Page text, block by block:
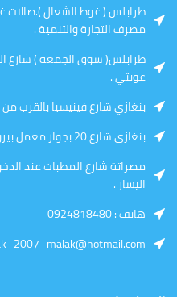
مصرف التجارة والتنمية .
طرابلس( سوق الجمعة ) شارع
عويتي .
بنغازي شارع فينيسيا بالقرب من
بنغازي شارع 20 بجوار معمل بيروت للتصوير ( القديم ) .
مصراتة شارع المطبات عند
اليسار .
هاتف : 0924818480